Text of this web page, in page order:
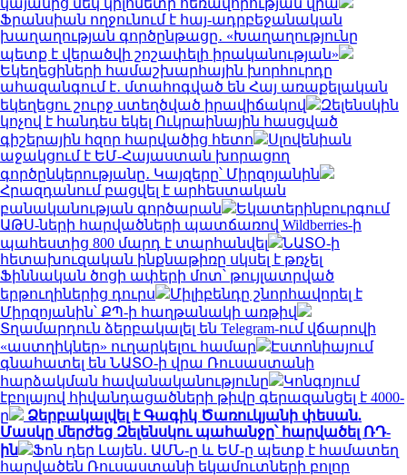
Ֆրանսիան ողջունում է հայ-ադրբեջանական
խաղաղության գործընթացը․ «Խաղաղությունը
պետք է վերածվի շոշափելի իրականության»
Եկեղեցիների համաշխարհային խորհուրդը
ահազանգում է․ մտահոգված են Հայ առաքելական
եկեղեցու շուրջ ստեղծված իրավիճակով
Զելենսկին
կոչով է հանդես եկել Ուկրաինային հասցված
գիշերային հզոր հարվածից հետո
Սլովենիան
աջակցում է ԵՄ-Հայաստան խորացող
գործընկերությանը․ Կայզերը՝ Միրզոյանին
Հրազդանում բացվել է արհեստական
բանականության գործարան
Եկատերինբուրգում
ԱԹՍ-ների հարվածների պատճառով Wildberries-ի
պահեստից 800 մարդ է տարհանվել
ՆԱՏՕ-ի
հետախուզական ինքնաթիռը սկսել է թռչել
Ֆիննական ծոցի ափերի մոտ՝ թույլատրված
երթուղիներից դուրս
Միլիբենդը շնորհավորել է
Միրզոյանին՝ ՔՊ-ի հաղթանակի առթիվ
Տղամարդուն ձերբակալել են Telegram-ում վճարովի
«աստղիկներ» ուղարկելու համար
Էստոնիայում
գնահատել են ՆԱՏՕ-ի վրա Ռուսաստանի
հարձակման հավանականությունը
Կոնգոյում
էբոլայով հիվանդացածների թիվը գերազանցել է 4000-
ը
Ձերբակալվել է Գագիկ Ծառուկյանի փեսան.
Մասկը մերժեց Զելենսկու պահանջը՝ հարվածել ՌԴ-
ին
Ֆոն դեր Լայեն․ ԱՄՆ-ը և ԵՄ-ը պետք է համատեղ
հարվածեն Ռուսաստանի եկամուտների բոլոր